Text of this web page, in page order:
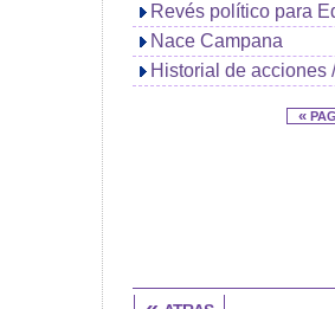
Revés político para
Nace Campana
Historial de acciones
«